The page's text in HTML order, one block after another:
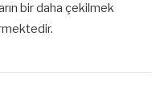
bir daha çekilmek